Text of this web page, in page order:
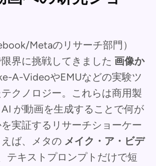
Metaのリサーチ部門）
界に挑戦してきました 画像か
A-VideoやEMUなどの実験ツ
クノロジー。これらは商用製
が動画を生成することで何が
実証するリサーチショーケー
ば、メタの メイク・ア・ビデ
テキストプロンプトだけで短